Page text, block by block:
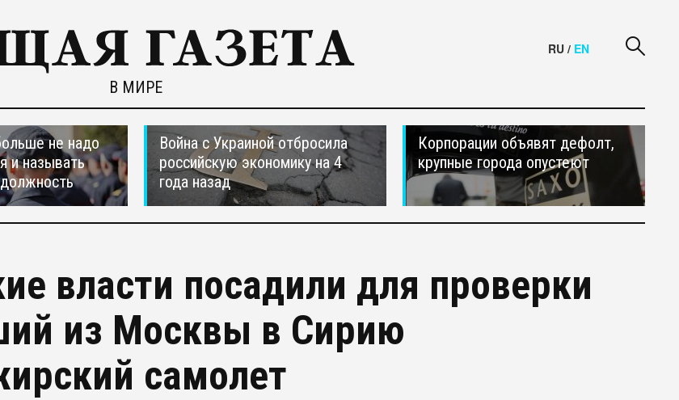
В МИРЕ
RU / EN
не надо
и называть
Война с Украиной отбросила
российскую экономику на 4
года назад
Корпорации объявят дефолт,
крупные города опустеют
власти посадили для проверки
из Москвы в Сирию
самолет